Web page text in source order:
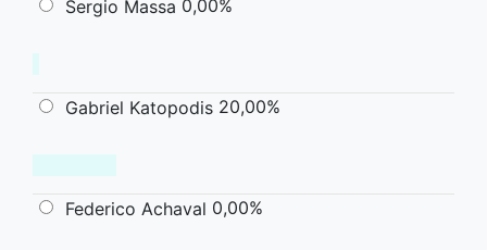
Sergio Massa 0,00%
Gabriel Katopodis 20,00%
Federico Achaval 0,00%